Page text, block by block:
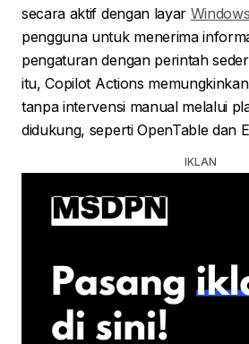
secara aktif dengan layar Windows
pengguna untuk menerima
pengaturan dengan perintah
itu, Copilot Actions
tanpa intervensi manual melalui
didukung, seperti OpenTable dan